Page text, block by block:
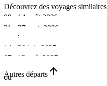
Découvrez des voyages similaires
08 - 14 août 2026
Complet
21 - 27 sept. 2026
•
Départ garanti
28 févr. - 06 mars 2027
•
7 jours
14 - 20 juin 2027
•
7 jours
07 - 13 août 2027
•
13 - 19 sept. 2027
Autres départs
ou